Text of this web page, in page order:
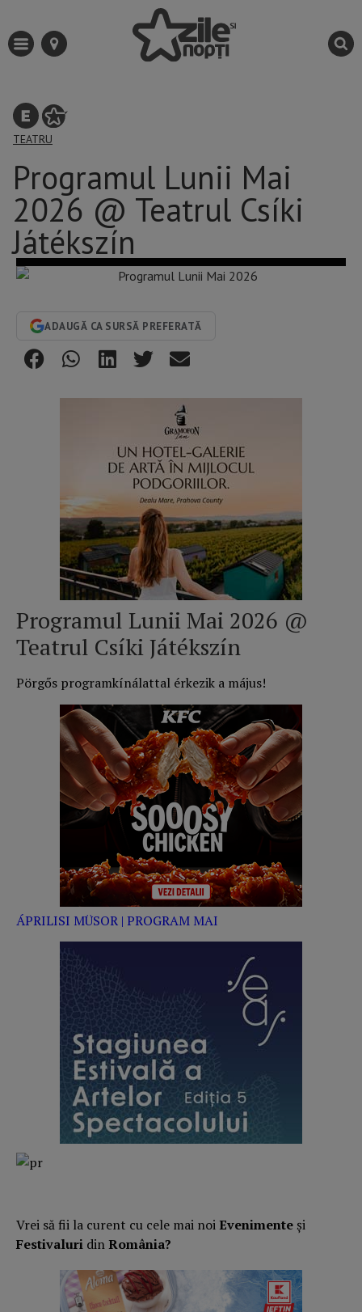
TEATRU
Programul Lunii Mai
2026 @ Teatrul Csíki
Játékszín
ADAUGĂ CA SURSĂ PREFERATĂ
Programul Lunii Mai 2026 @
Teatrul Csíki Játékszín
Pörgős programkínálattal érkezik a május!
ÁPRILISI MÜSOR | PROGRAM MAI
Vrei să fii la curent cu cele mai noiEvenimente și
Festivaluri dinRomânia?